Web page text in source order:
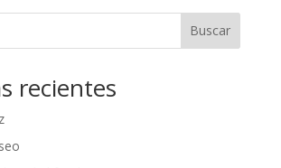
Buscar
recientes